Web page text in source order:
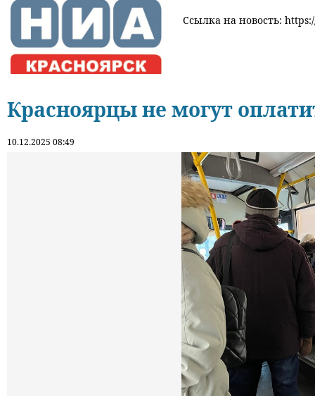
Ссылка на новость:
Красноярцы не могут
10.12.2025 08:49